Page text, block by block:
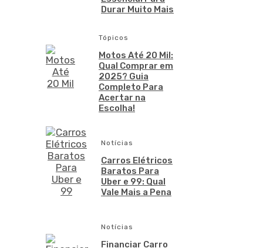
Durar Muito Mais
Tópicos
Motos Até 20 Mil:
Qual Comprar em
2025? Guia
Completo Para
Acertar na
Escolha!
Notícias
Carros Elétricos
Baratos Para
Uber e 99: Qual
Vale Mais a Pena
Notícias
Financiar Carro